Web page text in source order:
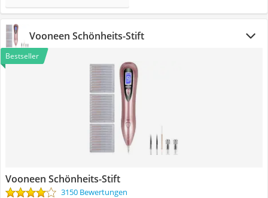
Vooneen Schönheits-Stift
Bestseller
Vooneen Schönheits-Stift
3150 Bewertungen